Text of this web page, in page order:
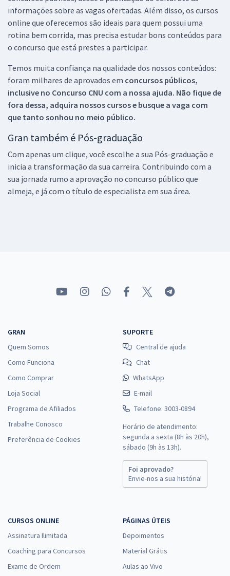
informações sobre as vagas ofertadas. Além disso, os cursos
online que oferecemos são ideais para quem possui uma
rotina bem corrida, mas precisa estudar bons conteúdos para
o concurso que está prestes a participar.
Temos muita confiança na qualidade dos nossos conteúdos:
foram milhares de aprovados em concursos públicos,
inclusive no Concurso CNU com a nossa ajuda. Não fique de
fora dessa, adquira nossos cursos e busque a vaga com
que tanto sonhou no meio público.
Gran também é Pós-graduação
Com apenas um clique, você escolhe a sua Pós-graduação e
inicia a transformação da sua carreira. Contribuindo com a
sua jornada rumo a aprovação no concurso público que
almeja, e já com o título de especialista em sua área.
GRAN
Quem Somos
Como Funciona
Como Comprar
Loja Social
Programa de Afiliados
Trabalhe Conosco
Preferência de Cookies
SUPORTE
Central de ajuda
Chat
WhatsApp
E-mail
Telefone: 3003-0894
Horário de atendimento:
segunda a sexta (8h às 20h),
sábado (9h às 13h).
Foi aprovado?
Envie-nos a sua história!
CURSOS ONLINE
Assinatura Ilimitada
Coaching para Concursos
Exame de Ordem
PÁGINAS ÚTEIS
Depoimentos
Material Grátis
Aulas ao Vivo